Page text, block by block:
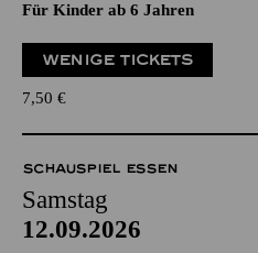
Für Kinder ab 6 Jahren
WENIGE TICKETS
7,50 €
SCHAUSPIEL ESSEN
Samstag
12.09.2026